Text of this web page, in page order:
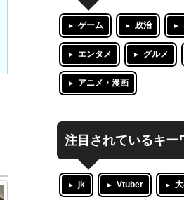
ゲーム 政治
エンタメ グルメ
アニメ・漫画
注目されているキー
jk Vtuber